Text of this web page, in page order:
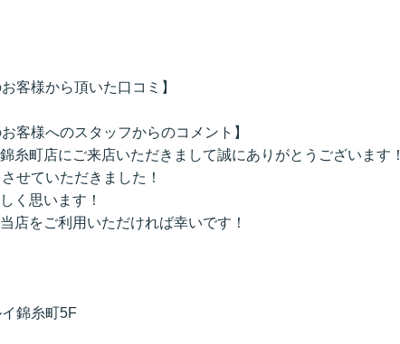
客様から頂いた口コミ】
客様へのスタッフからのコメント】
糸町店にご来店いただきまして誠にありがとうございます！
せていただきました！
く思います！
店をご利用いただければ幸いです！
錦糸町5F